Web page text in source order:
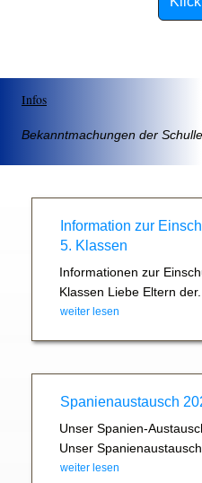
Infos
Bekanntmachungen der
Information zur
5. Klassen
Informationen zur
Klassen Liebe Eltern der...
weiter lesen
Spanienaustausch
Unser Spanien-
Unser
weiter lesen